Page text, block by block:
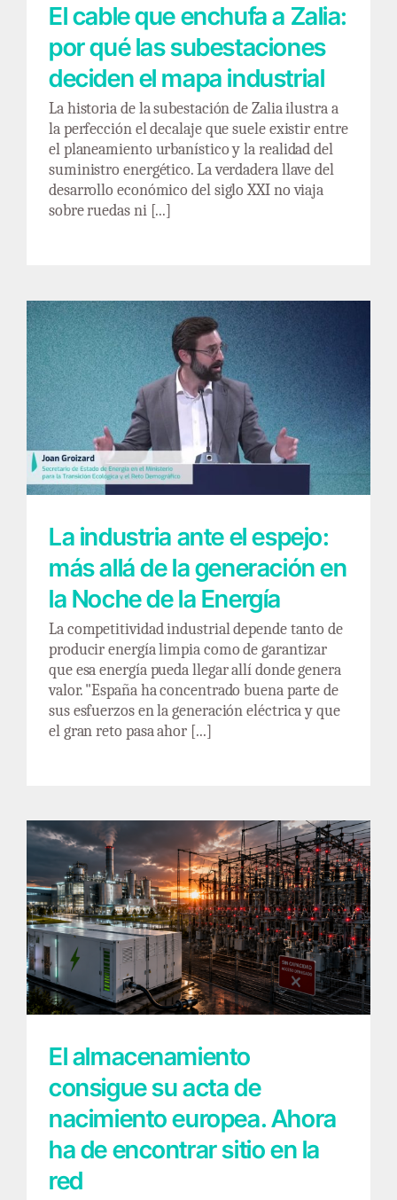
El cable que enchufa a Zalia:
por qué las subestaciones
deciden el mapa industrial
La historia de la subestación de Zalia ilustra a
la perfección el decalaje que suele existir entre
el planeamiento urbanístico y la realidad del
suministro energético. La verdadera llave del
desarrollo económico del siglo XXI no viaja
sobre ruedas ni [...]
La industria ante el espejo: más allá de la
generación en la Noche de la Energía
La industria ante el espejo:
más allá de la generación en
la Noche de la Energía
La competitividad industrial depende tanto de
producir energía limpia como de garantizar
que esa energía pueda llegar allí donde genera
valor. "España ha concentrado buena parte de
sus esfuerzos en la generación eléctrica y que
el gran reto pasa ahor [...]
El almacenamiento consigue su acta de
nacimiento europea. Ahora ha de encontrar
sitio en la red
El almacenamiento
consigue su acta de
nacimiento europea. Ahora
ha de encontrar sitio en la
red